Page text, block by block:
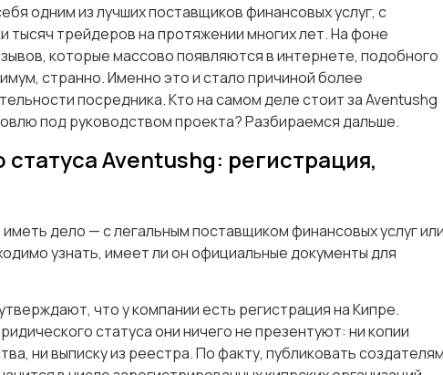
одним из лучших поставщиков финансовых услуг, с
тысяч трейдеров на протяжении многих лет. На фоне
которые массово появляются в интернете, подобного
странно. Именно это и стало причиной более
посредника. Кто на самом деле стоит за Aventushg
под руководством проекта? Разбираемся дальше.
статуса Aventushg: регистрация,
дело — с легальным поставщиком финансовых услуг или
узнать, имеет ли он официальные документы для
что у компании есть регистрация на Кипре.
статуса они ничего не презентуют: ни копии
ни выписку из реестра. По факту, публиковать создателям